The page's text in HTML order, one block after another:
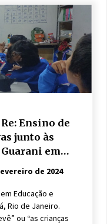
Ensino de
junto às
em
de 2024
Educação e
Rio de Janeiro.
ou “as crianças